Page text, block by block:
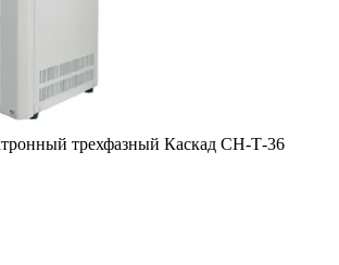
трехфазный Каскад СН-Т-36